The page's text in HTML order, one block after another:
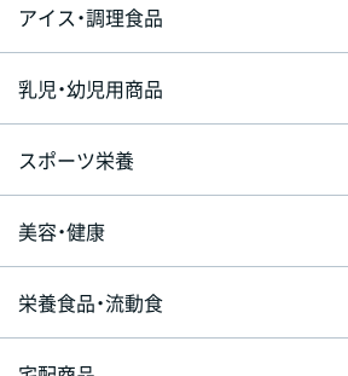
アイス・調理食品
乳児・幼児用商品
スポーツ栄養
美容・健康
栄養食品・流動食